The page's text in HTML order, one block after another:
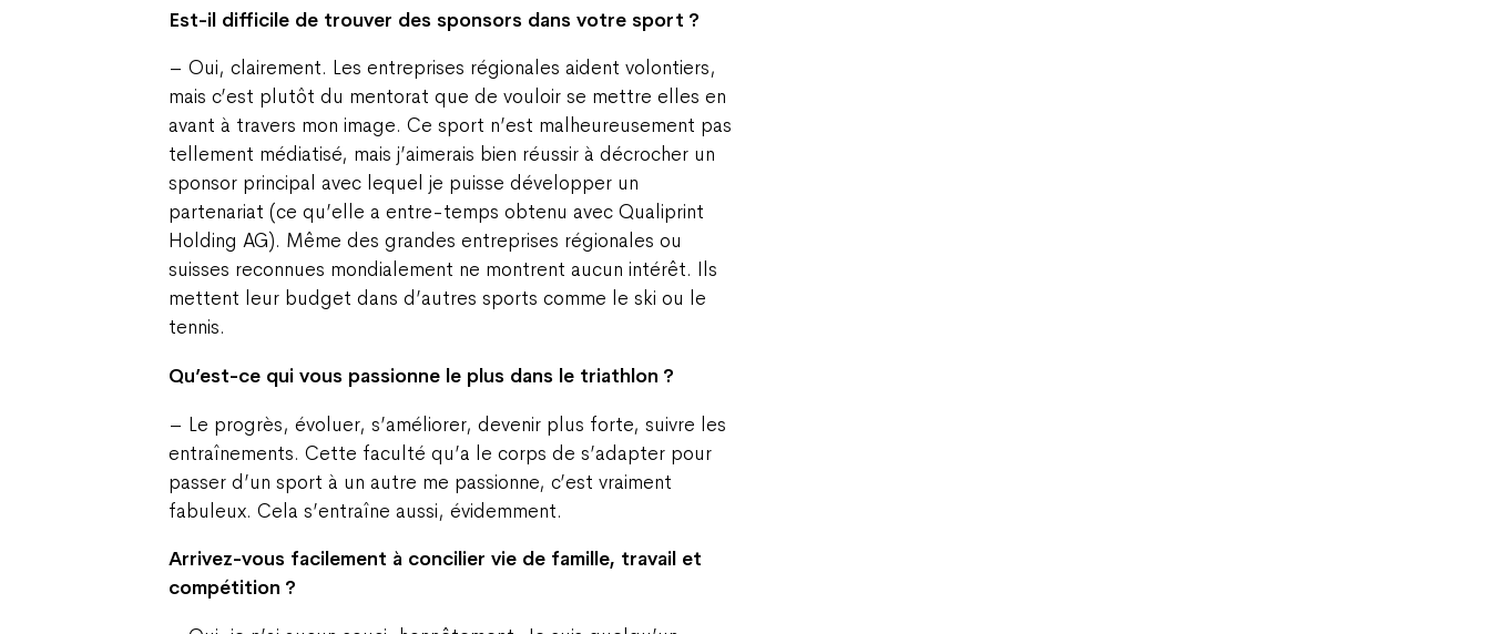
Est-il difficile de trouver des sponsors dans votre sport ?
– Oui, clairement. Les entreprises régionales aident volontiers,
mais c’est plutôt du mentorat que de vouloir se mettre elles en
avant à travers mon image. Ce sport n’est malheureusement pas
tellement médiatisé, mais j’aimerais bien réussir à décrocher un
sponsor principal avec lequel je puisse développer un
partenariat (ce qu’elle a entre-temps obtenu avec Qualiprint
Holding AG). Même des grandes entreprises régionales ou
suisses reconnues mondialement ne montrent aucun intérêt. Ils
mettent leur budget dans d’autres sports comme le ski ou le
tennis.
Qu’est-ce qui vous passionne le plus dans le triathlon ?
– Le progrès, évoluer, s’améliorer, devenir plus forte, suivre les
entraînements. Cette faculté qu’a le corps de s’adapter pour
passer d’un sport à un autre me passionne, c’est vraiment
fabuleux. Cela s’entraîne aussi, évidemment.
Arrivez-vous facilement à concilier vie de famille, travail et
compétition ?